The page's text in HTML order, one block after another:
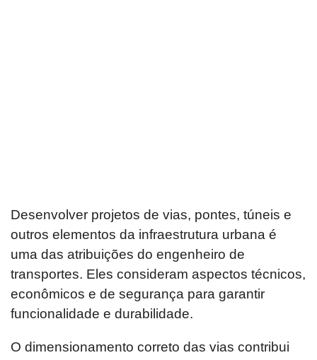
Desenvolver projetos de vias, pontes, túneis e
outros elementos da infraestrutura urbana é
uma das atribuições do engenheiro de
transportes. Eles consideram aspectos técnicos,
econômicos e de segurança para garantir
funcionalidade e durabilidade.
O dimensionamento correto das vias contribui